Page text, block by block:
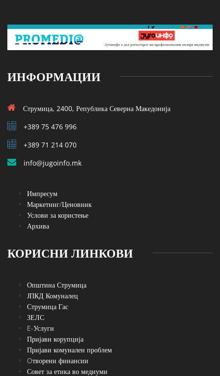
ИНФОРМАЦИИ
Струмица, 2400, Република Северна Македонија
+389 75 476 996
+389 71 214 070
info@jugoinfo.mk
Импресум
Маркетинг/Ценовник
Услови за користење
Архива
КОРИСНИ ЛИНКОВИ
Општина Струмица
ЈПКД Комуналец
Струмица Гас
ЗЕЛС
E-Услуги
Пријави корупција
Пријави комунален проблем
Oтворени финансии
Совет за етика во медиуми